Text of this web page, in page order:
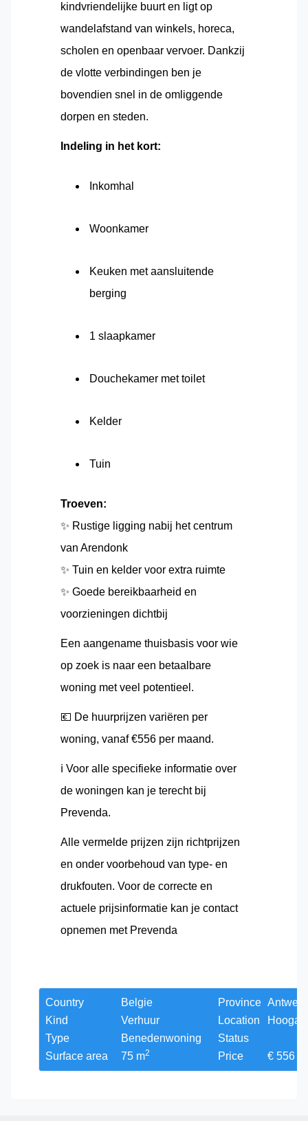
kindvriendelijke buurt en ligt op
wandelafstand van winkels, horeca,
scholen en openbaar vervoer. Dankzij
de vlotte verbindingen ben je
bovendien snel in de omliggende
dorpen en steden.
Indeling in het kort:
Inkomhal
Woonkamer
Keuken met aansluitende
berging
1 slaapkamer
Douchekamer met toilet
Kelder
Tuin
Troeven:
✨ Rustige ligging nabij het centrum
van Arendonk
✨ Tuin en kelder voor extra ruimte
✨ Goede bereikbaarheid en
voorzieningen dichtbij
Een aangename thuisbasis voor wie
op zoek is naar een betaalbare
woning met veel potentieel.
💶 De huurprijzen variëren per
woning, vanaf €556 per maand.
ℹ️ Voor alle specifieke informatie over
de woningen kan je terecht bij
Prevenda.
Alle vermelde prijzen zijn richtprijzen
en onder voorbehoud van type- en
drukfouten. Voor de correcte en
actuele prijsinformatie kan je contact
opnemen met Prevenda
Country
Belgie
Kind
Verhuur
Type
Benedenwoning
Surface area
75 m2
Province
Location
Status
Price
€ 556